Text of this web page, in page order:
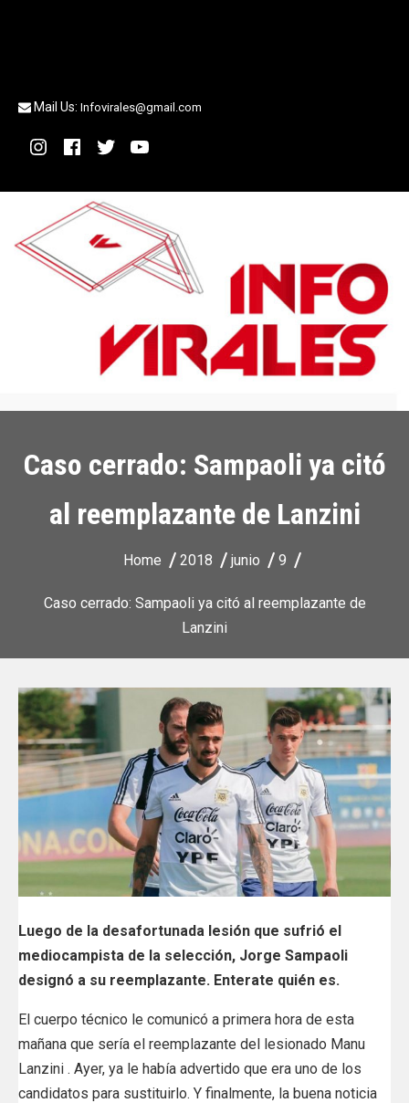
Mail Us: Infovirales@gmail.com
Caso cerrado: Sampaoli ya citó
al reemplazante de Lanzini
Home 2018 junio 9
Caso cerrado: Sampaoli ya citó al reemplazante de
Lanzini
Luego de la desafortunada lesión que sufrió el
mediocampista de la selección, Jorge Sampaoli
designó a su reemplazante. Enterate quién es.
El cuerpo técnico le comunicó a primera hora de esta
mañana que sería el reemplazante del lesionado Manu
Lanzini . Ayer, ya le había advertido que era uno de los
candidatos para sustituirlo. Y finalmente, la buena noticia